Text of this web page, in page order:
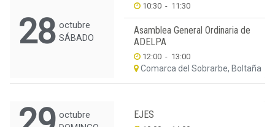
28 octubre
SÁBADO
10:30 - 11:30
Asamblea General Ordinaria de
ADELPA
12:00 - 13:00
Comarca del Sobrarbe, Boltaña
octubre
EJES